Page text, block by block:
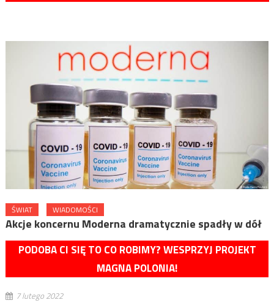
ŚWIAT WIADOMOŚCI
Akcje koncernu Moderna dramatycznie spadły w dół
PODOBA CI SIĘ TO CO ROBIMY? WESPRZYJ PROJEKT
MAGNA POLONIA!
7 lutego 2022